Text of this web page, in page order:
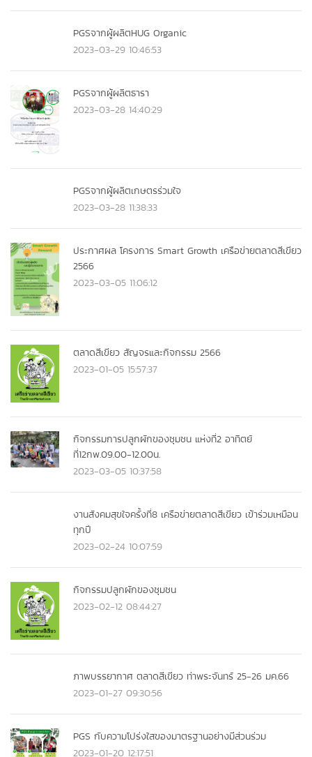
PGSจากผู้ผลิตHUG Organic
2023-03-29 10:46:53
PGSจากผู้ผลิตธารา
2023-03-28 14:40:29
PGSจากผู้ผลิตเกษตรร่วมใจ
2023-03-28 11:38:33
ประกาศผล โครงการ Smart Growth เครือข่ายตลาดสีเขียว
2566
2023-03-05 11:06:12
ตลาดสีเขียว สัญจรและกิจกรรม 2566
2023-01-05 15:57:37
กิจกรรมการปลูกผักของชุมชน แห่งที่2 อาทิตย์
ที่12กพ.09.00-12.00น.
2023-03-05 10:37:58
งานสังคมสุขใจครั้งที่8 เครือข่ายตลาดสีเขียว เข้าร่วมเหมือน
ทุกปี
2023-02-24 10:07:59
กิจกรรมปลูกผักของชุมชน
2023-02-12 08:44:27
ภาพบรรยากาศ ตลาดสีเขียว ท่าพระจันทร์ 25-26 มค.66
2023-01-27 09:30:56
PGS กับความโปร่งใสของมาตรฐานอย่างมีส่วนร่วม
2023-01-20 12:17:51